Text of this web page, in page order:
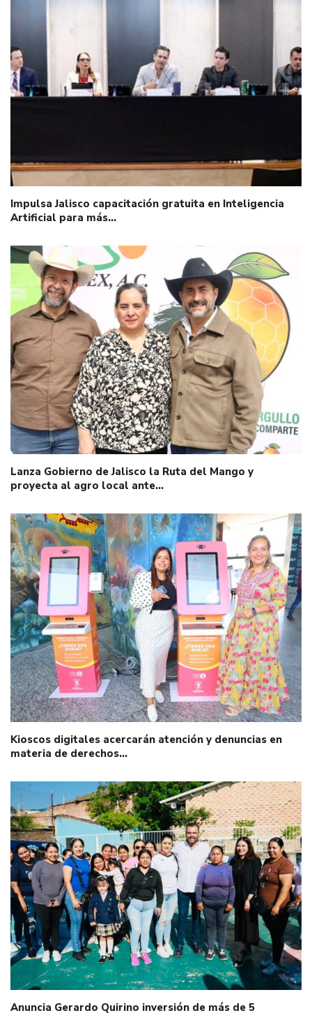
Impulsa Jalisco capacitación gratuita en Inteligencia
Artificial para más…
Lanza Gobierno de Jalisco la Ruta del Mango y
proyecta al agro local ante…
Kioscos digitales acercarán atención y denuncias en
materia de derechos…
Anuncia Gerardo Quirino inversión de más de 5